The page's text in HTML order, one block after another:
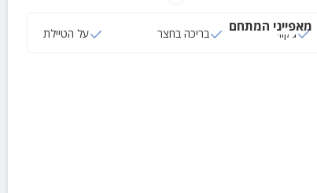
מאפייני המתחם
ג‘קוזי בריכה בחצר על הטיילת